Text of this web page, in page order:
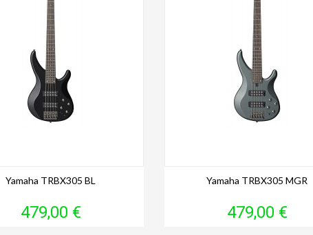
Yamaha TRBX305 BL
Prix
479,00 €
Yamaha TRBX305 MGR
Prix
479,00 €